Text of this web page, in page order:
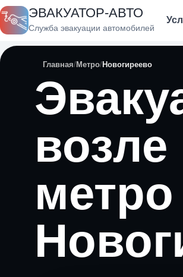
ЭВАКУАТОР-АВТО
Служба эвакуации автомобилей
Главная Метро Новогиреево
возле
метро